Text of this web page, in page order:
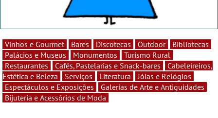
Vinhos e Gourmet Bares Discotecas Outdoor
Bibliotecas
Palácios e Museus
Monumentos
Turismo Rural
Restaurantes
Cafés, Pastelarias e Snack-bares
Cabeleireiros,
Estética e Beleza
Serviços Literatura
Jóias e Relógios
Espectáculos e Exposições
Galerias de Arte e Antiguidades
Bijuteria e Acessórios de Moda